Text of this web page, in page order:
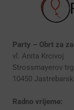
Party – Obrt za
vl. Anita Krcivoj
Strossmayerov
10450
Radno vrijeme: